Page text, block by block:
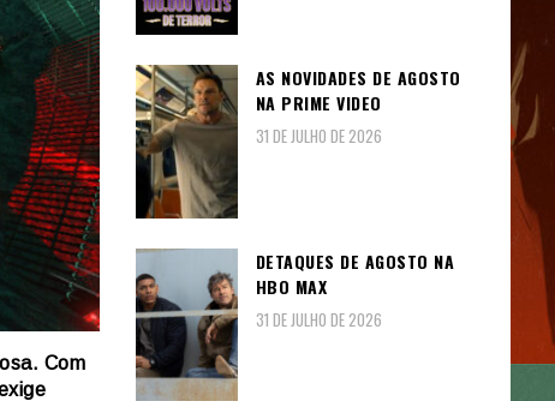
Com
AS NOVIDADES DE AGOSTO
NA PRIME VIDEO
31 DE JULHO DE 2026
DETAQUES DE AGOSTO NA
HBO MAX
31 DE JULHO DE 2026